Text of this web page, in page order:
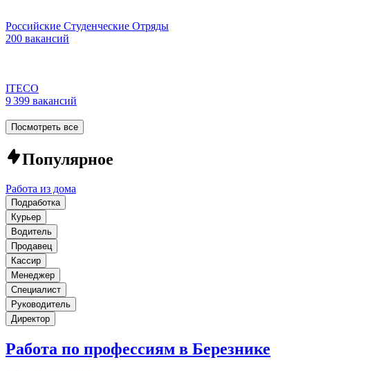
Российские Студенческие Отряды
200 вакансий
ITECO
9 399 вакансий
Посмотреть все
Популярное
Работа из дома
Подработка
Курьер
Водитель
Продавец
Кассир
Менеджер
Специалист
Руководитель
Директор
Работа по профессиям в Березнике